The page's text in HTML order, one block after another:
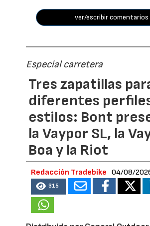
ver/escribir comentarios
Especial carretera
Tres zapatillas
diferentes
estilos: Bont
la Vaypor SL, la
Boa y la Riot
Redacción Tradebike 04/08/
315